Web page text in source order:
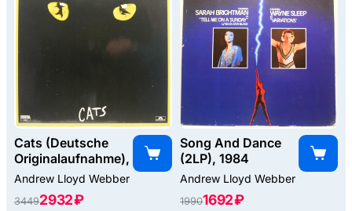
Cats (Deutsche
Originalaufnahme), 1983
Andrew Lloyd Webber
34492932 ₽
Song And Dance
(2LP), 1984
Andrew Lloyd Webber
19901692 ₽